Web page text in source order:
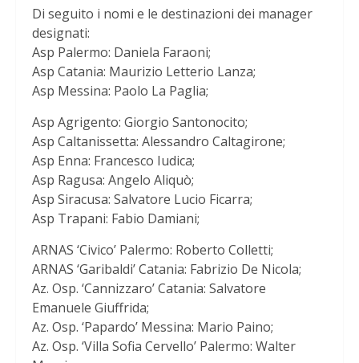
Di seguito i nomi e le destinazioni dei manager
designati:
Asp Palermo: Daniela Faraoni;
Asp Catania: Maurizio Letterio Lanza;
Asp Messina: Paolo La Paglia;
Asp Agrigento: Giorgio Santonocito;
Asp Caltanissetta: Alessandro Caltagirone;
Asp Enna: Francesco Iudica;
Asp Ragusa: Angelo Aliquò;
Asp Siracusa: Salvatore Lucio Ficarra;
Asp Trapani: Fabio Damiani;
ARNAS ‘Civico’ Palermo: Roberto Colletti;
ARNAS ‘Garibaldi’ Catania: Fabrizio De Nicola;
Az. Osp. ‘Cannizzaro’ Catania: Salvatore
Emanuele Giuffrida;
Az. Osp. ‘Papardo’ Messina: Mario Paino;
Az. Osp. ‘Villa Sofia Cervello’ Palermo: Walter